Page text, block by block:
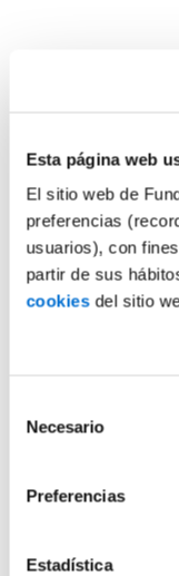
Esta página web
El sitio web de
preferencias
usuarios), con
partir de sus
cookiesdel sitio
Necesario
Preferencias
Estadística